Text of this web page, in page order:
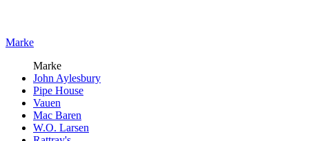
Marke
Marke
John Aylesbury
Pipe House
Vauen
Mac Baren
W.O. Larsen